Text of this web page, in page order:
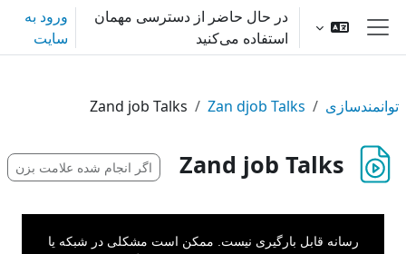
پرش به محتوای اصلی
پنل کناری
در حال حاضر از دسترسی مهمان
استفاده می‌کنید
ورود به
سایت
توانمندسازی Zan djob Talks
Zand job Talks
Zand job Talks اگر انجام شده علامت بزن
رسانه قابل بارگیری نیست. ممکن است مشکلی در شبکه یا